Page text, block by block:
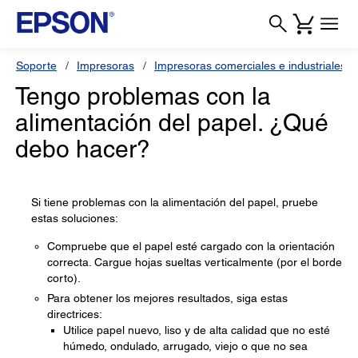
Soporte Impresoras Impresoras comerciales e industriales
Tengo problemas con la
alimentación del papel. ¿Qué
debo hacer?
Si tiene problemas con la alimentación del papel, pruebe
estas soluciones:
Compruebe que el papel esté cargado con la orientación
correcta. Cargue hojas sueltas verticalmente (por el borde
corto).
Para obtener los mejores resultados, siga estas
directrices:
Utilice papel nuevo, liso y de alta calidad que no esté
húmedo, ondulado, arrugado, viejo o que no sea